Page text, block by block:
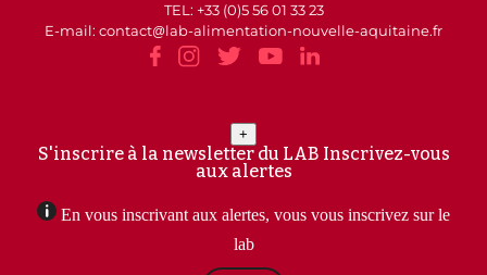
TEL: +33 (0)5 56 01 33 23
E-mail: contact
lab-alimentation-nouvelle-aquitaine.fr
+
S'inscrire à la newsletter du LAB Inscrivez-vous
aux alertes
En vous inscrivant aux alertes, vous vous inscrivez sur le
lab